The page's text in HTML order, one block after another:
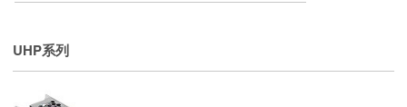
UHP系列